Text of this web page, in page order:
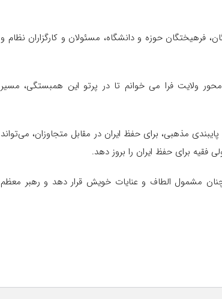
فرهیختگان حوزه و دانشگاه، مسئولان و کارگزاران نظام و
ولایت فرا می خوانم تا در پرتو این همبستگی، مسیر
مذهبی، برای حفظ ایران در مقابل متجاوزان، می‌تواند
فقیه برای حفظ ایران را بروز دهد.
مشمول الطاف و عنایات خویش قرار دهد و رهبر معظم